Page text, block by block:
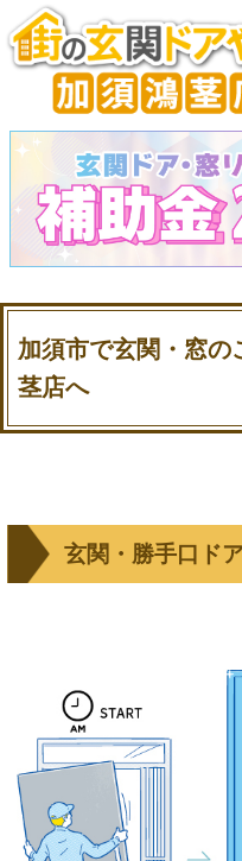
加須市で玄関・窓
茎店へ
玄関・勝手口ド